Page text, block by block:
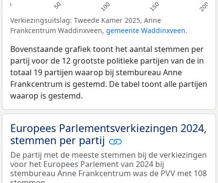
0 50 100 150 200
Verkiezingsuitslag: Tweede Kamer 2025, Anne
Frankcentrum Waddinxveen, gemeente Waddinxveen.
Bovenstaande grafiek toont het aantal stemmen per
partij voor de 12 grootste politieke partijen van de in
totaal 19 partijen waarop bij stembureau Anne
Frankcentrum is gestemd. De tabel toont alle partijen
waarop is gestemd.
Europees Parlementsverkiezingen 2024,
stemmen per partij
De partij met de meeste stemmen bij de verkiezingen
voor het Europees Parlement van 2024 bij
stembureau Anne Frankcentrum was de PVV met 108